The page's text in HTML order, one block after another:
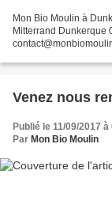
Mon Bio Moulin à
Mitterrand Dunkerque
Venez nous
Publié le 11/09/2017 à
Par Mon Bio Moulin